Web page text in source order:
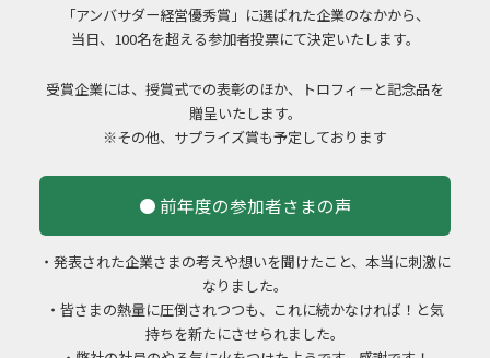
「アンバサダー経営優秀賞」に選ばれた企業のなかから、
当日、100名を超える参加者投票にて決定いたします。
受賞企業には、授賞式での表彰のほか、トロフィーと記念品を
贈呈いたします。
※その他、サプライズ賞も予定しております
● 前年度の参加者さまの声
・発表された企業さまの考えや想いを聞けたこと、本当に刺激に
なりました。
・皆さまの熱量に圧倒されつつも、これに続かなければ！と気
持ちを新たにさせられました。